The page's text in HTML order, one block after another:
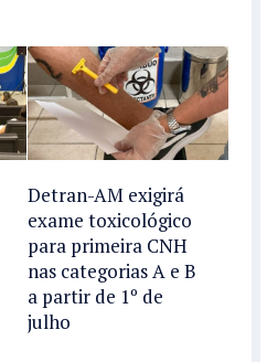
Detran-AM exigirá
exame toxicológico
para primeira CNH
nas categorias A e B
a partir de 1º de
julho